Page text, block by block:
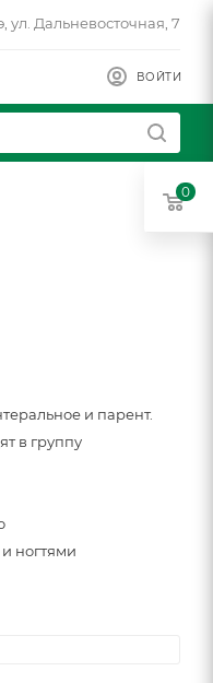
ул. Дальневосточная, 7
ВОЙТИ
и парент.
в группу
ногтями
0